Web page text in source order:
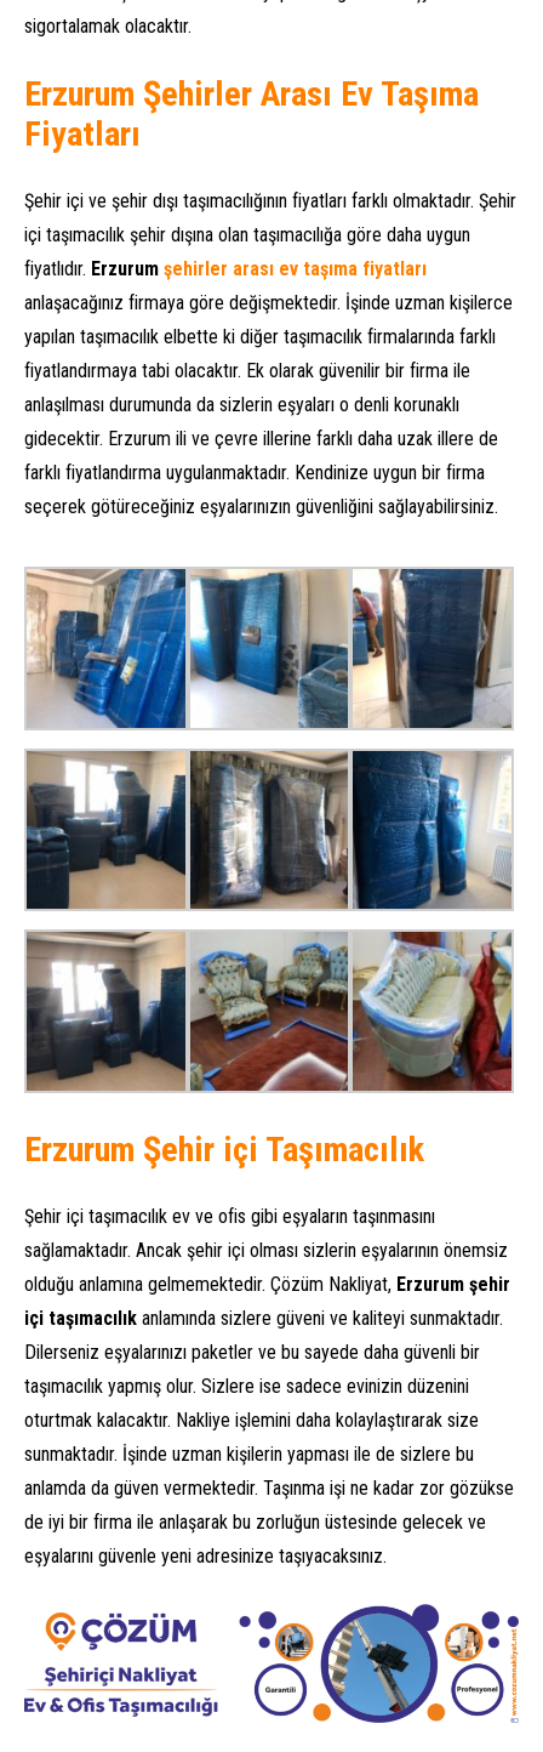
sigortalamak olacaktır.
Erzurum Şehirler Arası Ev Taşıma
Fiyatları
Şehir içi ve şehir dışı taşımacılığının fiyatları farklı olmaktadır. Şehir
içi taşımacılık şehir dışına olan taşımacılığa göre daha uygun
fiyatlıdır. Erzurum şehirler arası ev taşıma fiyatları
anlaşacağınız firmaya göre değişmektedir. İşinde uzman kişilerce
yapılan taşımacılık elbette ki diğer taşımacılık firmalarında farklı
fiyatlandırmaya tabi olacaktır. Ek olarak güvenilir bir firma ile
anlaşılması durumunda da sizlerin eşyaları o denli korunaklı
gidecektir. Erzurum ili ve çevre illerine farklı daha uzak illere de
farklı fiyatlandırma uygulanmaktadır. Kendinize uygun bir firma
seçerek götüreceğiniz eşyalarınızın güvenliğini sağlayabilirsiniz.
Erzurum Şehir içi Taşımacılık
Şehir içi taşımacılık ev ve ofis gibi eşyaların taşınmasını
sağlamaktadır. Ancak şehir içi olması sizlerin eşyalarının önemsiz
olduğu anlamına gelmemektedir. Çözüm Nakliyat, Erzurum şehir
içi taşımacılık anlamında sizlere güveni ve kaliteyi sunmaktadır.
Dilerseniz eşyalarınızı paketler ve bu sayede daha güvenli bir
taşımacılık yapmış olur. Sizlere ise sadece evinizin düzenini
oturtmak kalacaktır. Nakliye işlemini daha kolaylaştırarak size
sunmaktadır. İşinde uzman kişilerin yapması ile de sizlere bu
anlamda da güven vermektedir. Taşınma işi ne kadar zor gözükse
de iyi bir firma ile anlaşarak bu zorluğun üstesinde gelecek ve
eşyalarını güvenle yeni adresinize taşıyacaksınız.